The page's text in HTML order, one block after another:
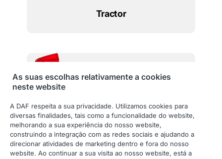
Tractor
Rígido
As suas escolhas relativamente a cookies
neste website
A DAF respeita a sua privacidade. Utilizamos cookies para
diversas finalidades, tais como a funcionalidade do website,
melhorando a sua experiência do nosso website,
construindo a integração com as redes sociais e ajudando a
direcionar atividades de marketing dentro e fora do nosso
website. Ao continuar a sua visita ao nosso website, está a